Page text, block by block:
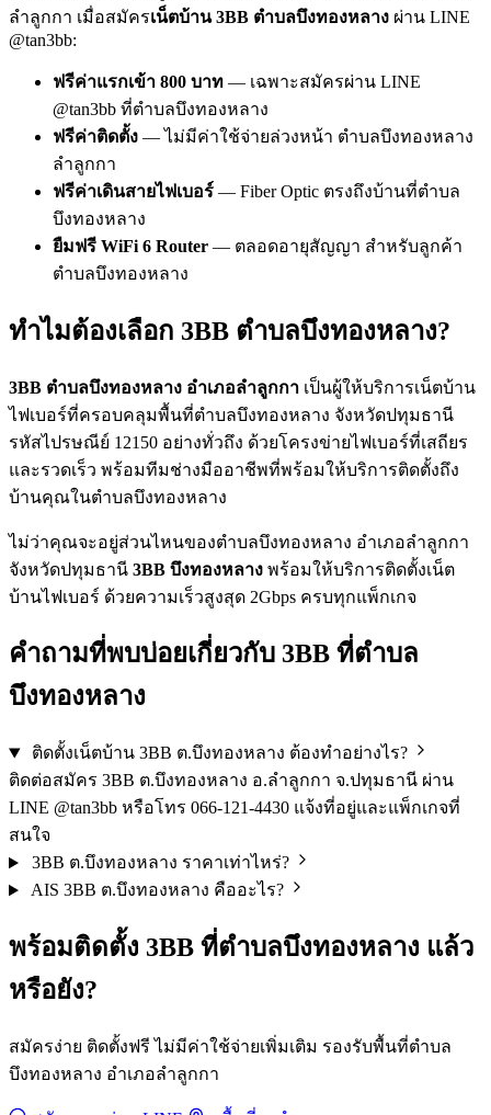
ลำลูกกา เมื่อสมัครเน็ตบ้าน 3BB ตำบลบึงทองหลาง ผ่าน LINE
@tan3bb:
ฟรีค่าแรกเข้า 800 บาท — เฉพาะสมัครผ่าน LINE
@tan3bb ที่ตำบลบึงทองหลาง
ฟรีค่าติดตั้ง — ไม่มีค่าใช้จ่ายล่วงหน้า ตำบลบึงทองหลาง
ลำลูกกา
ฟรีค่าเดินสายไฟเบอร์ — Fiber Optic ตรงถึงบ้านที่ตำบล
บึงทองหลาง
ยืมฟรี WiFi 6 Router — ตลอดอายุสัญญา สำหรับลูกค้า
ตำบลบึงทองหลาง
ทำไมต้องเลือก 3BB ตำบลบึงทองหลาง?
3BB ตำบลบึงทองหลาง อำเภอลำลูกกา เป็นผู้ให้บริการเน็ตบ้าน
ไฟเบอร์ที่ครอบคลุมพื้นที่ตำบลบึงทองหลาง จังหวัดปทุมธานี
รหัสไปรษณีย์ 12150 อย่างทั่วถึง ด้วยโครงข่ายไฟเบอร์ที่เสถียร
และรวดเร็ว พร้อมทีมช่างมืออาชีพที่พร้อมให้บริการติดตั้งถึง
บ้านคุณในตำบลบึงทองหลาง
ไม่ว่าคุณจะอยู่ส่วนไหนของตำบลบึงทองหลาง อำเภอลำลูกกา
จังหวัดปทุมธานี 3BB บึงทองหลาง พร้อมให้บริการติดตั้งเน็ต
บ้านไฟเบอร์ ด้วยความเร็วสูงสุด 2Gbps ครบทุกแพ็กเกจ
คำถามที่พบบ่อยเกี่ยวกับ 3BB ที่ตำบล
บึงทองหลาง
ติดตั้งเน็ตบ้าน 3BB ต.บึงทองหลาง ต้องทำอย่างไร?
ติดต่อสมัคร 3BB ต.บึงทองหลาง อ.ลำลูกกา จ.ปทุมธานี ผ่าน
LINE @tan3bb หรือโทร 066-121-4430 แจ้งที่อยู่และแพ็กเกจที่
สนใจ
3BB ต.บึงทองหลาง ราคาเท่าไหร่?
AIS 3BB ต.บึงทองหลาง คืออะไร?
พร้อมติดตั้ง 3BB ที่ตำบลบึงทองหลาง แล้ว
หรือยัง?
สมัครง่าย ติดตั้งฟรี ไม่มีค่าใช้จ่ายเพิ่มเติม รองรับพื้นที่ตำบล
บึงทองหลาง อำเภอลำลูกกา